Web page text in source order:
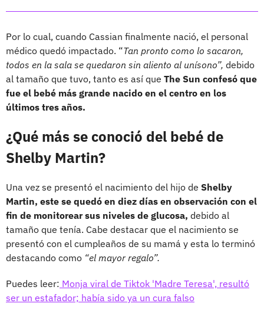
Por lo cual, cuando Cassian finalmente nació, el personal
médico quedó impactado. “Tan pronto como lo sacaron,
todos en la sala se quedaron sin aliento al unísono”, debido
al tamaño que tuvo, tanto es así que The Sun confesó que
fue el bebé más grande nacido en el centro en los
últimos tres años.
¿Qué más se conoció del bebé de
Shelby Martin?
Una vez se presentó el nacimiento del hijo de Shelby
Martin, este se quedó en diez días en observación con el
fin de monitorear sus niveles de glucosa, debido al
tamaño que tenía. Cabe destacar que el nacimiento se
presentó con el cumpleaños de su mamá y esta lo terminó
destacando como “el mayor regalo”.
Puedes leer: Monja viral de Tiktok 'Madre Teresa', resultó
ser un estafador; había sido ya un cura falso